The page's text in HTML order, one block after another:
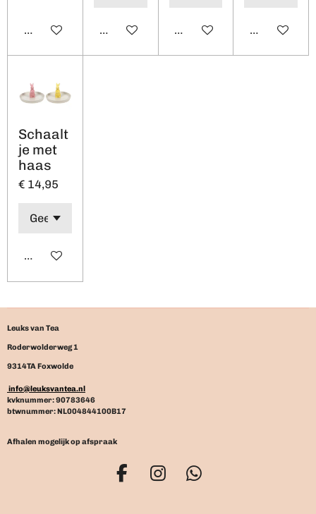
In winkelwagenIn winkelwagenIn winkelwagen
In
Schaalt
je met
haas
€ 14,95
In winkelwagen
Leuks van Tea
Roderwolderweg 1
9314TA Foxwolde
info@leuksvantea.nl
kvknummer: 90783646
btwnummer: NL004844100B17
Afhalen mogelijk op afspraak
F
I
W